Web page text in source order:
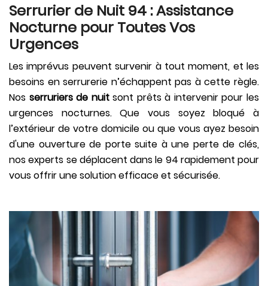
Serrurier de Nuit 94 : Assistance
Nocturne pour Toutes Vos
Urgences
Les imprévus peuvent survenir à tout moment, et les
besoins en serrurerie n’échappent pas à cette règle.
Nos serruriers de nuitsont prêts à intervenir pour les
urgences nocturnes. Que vous soyez bloqué à
l’extérieur de votre domicile ou que vous ayez besoin
d'une ouverture de porte suite à une perte de clés,
nos experts se déplacent dans le 94 rapidement pour
vous offrir une solution efficace et sécurisée.